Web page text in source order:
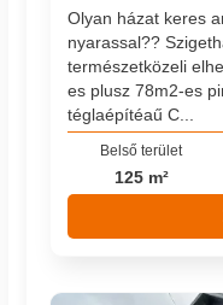
Olyan házat keres
nyarassal??
természetközeli
es plusz 78m2-es
téglaépítéaű C...
Belső terület
125 m²